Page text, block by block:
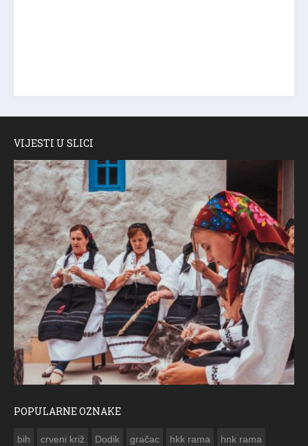
VIJESTI U SLICI
FOTO: Obnova rimske cisterne na arheološkom nalazištu
POPULARNE OZNAKE
bih crveni križ Dodik gračac hkk rama hnk rama